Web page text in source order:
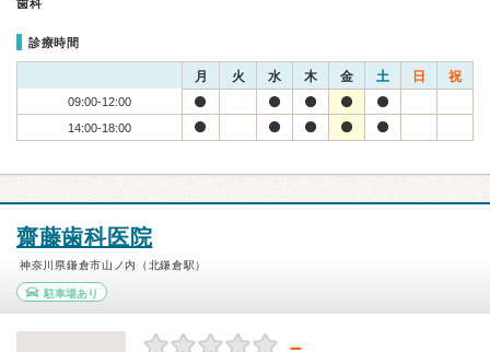
歯科
診療時間
月 火 水 木 金 土 日 祝
09:00-12:00
14:00-18:00
齋藤歯科医院
神奈川県鎌倉市山ノ内（北鎌倉駅）
駐車場あり